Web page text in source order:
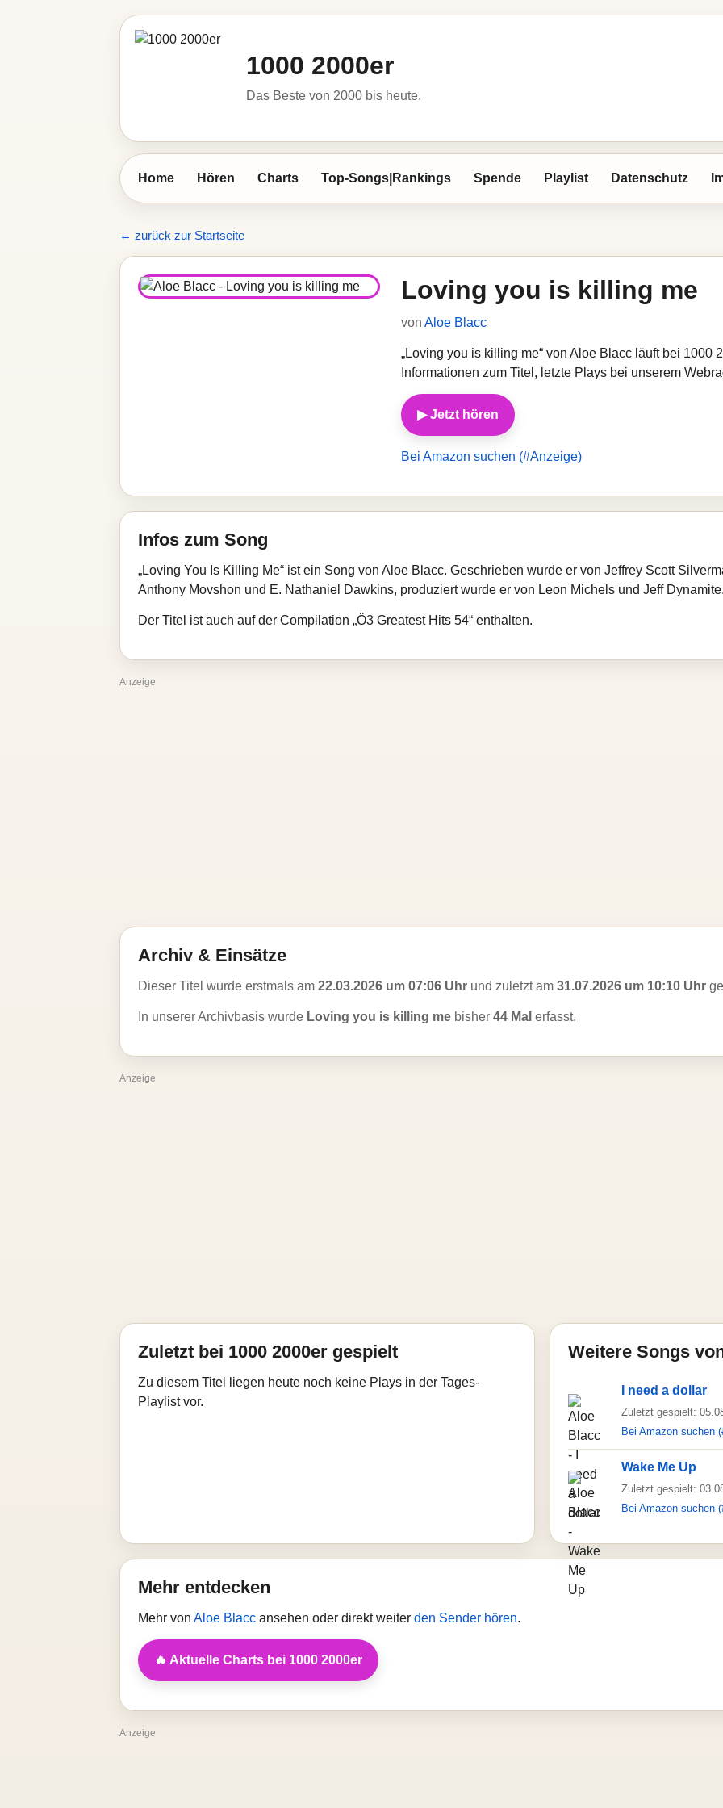
1000 2000er
Das Beste von 2000 bis heute.
Home Hören Charts Top-Songs|Rankings Spende Playlist Datenschutz
← zurück zur Startseite
Loving you is killing me
von Aloe Blacc
„Loving you is killing me“ von Aloe Blacc läuft bei 1000
Informationen zum Titel, letzte Plays bei unserem
▶ Jetzt hören
Bei Amazon suchen (#Anzeige)
Infos zum Song
„Loving You Is Killing Me“ ist ein Song von Aloe Blacc. Geschrieben wurde er von Jeffrey Scott
Anthony Movshon und E. Nathaniel Dawkins, produziert wurde er von Leon Michels und Jeff Dynamite.
Der Titel ist auch auf der Compilation „Ö3 Greatest Hits 54“ enthalten.
Anzeige
Archiv & Einsätze
Dieser Titel wurde erstmals am 22.03.2026 um 07:06 Uhr und zuletzt am 31.07.2026 um 10:10 Uhr
In unserer Archivbasis wurde Loving you is killing me bisher 44 Mal erfasst.
Anzeige
Zuletzt bei 1000 2000er gespielt
Zu diesem Titel liegen heute noch keine Plays in der Tages-
Playlist vor.
Weitere Songs
I need a dollar
Zuletzt gespielt:
Bei Amazon suchen
Wake Me Up
Zuletzt gespielt:
Bei Amazon suchen
Mehr entdecken
Mehr von Aloe Blacc ansehen oder direkt weiter den Sender hören.
🔥 Aktuelle Charts bei 1000 2000er
Anzeige